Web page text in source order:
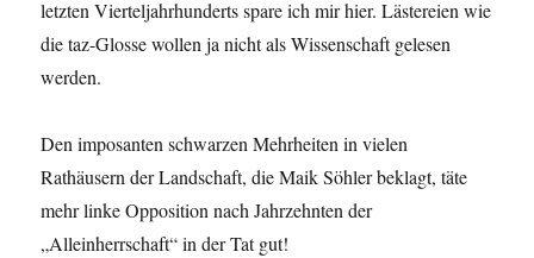
letzten Vierteljahrhunderts spare ich mir hier. Lästereien wie
die taz-Glosse wollen ja nicht als Wissenschaft gelesen
werden.
Den imposanten schwarzen Mehrheiten in vielen
Rathäusern der Landschaft, die Maik Söhler beklagt, täte
mehr linke Opposition nach Jahrzehnten der
„Alleinherrschaft“ in der Tat gut!